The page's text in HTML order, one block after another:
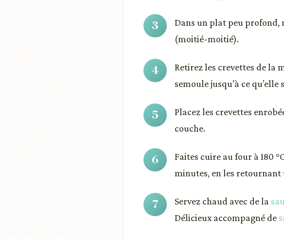
Dans un plat peu profond,
(moitié-moitié).
Retirez les crevettes de la
semoule jusqu’à ce
Placez les crevettes
couche.
Faites cuire au four à 180
minutes, en les
Servez chaud avec de la
Délicieux accompagné de